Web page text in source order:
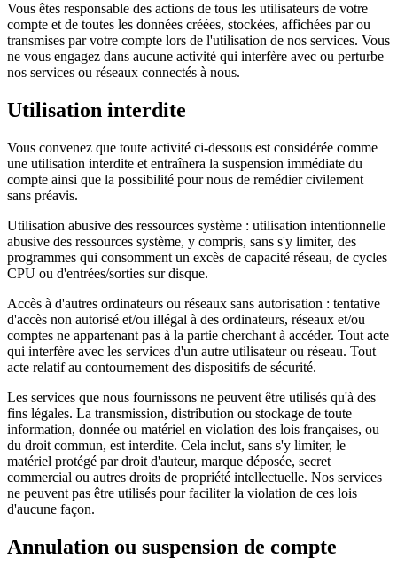
Vous êtes responsable des actions de tous les utilisateurs de votre
compte et de toutes les données créées, stockées, affichées par ou
transmises par votre compte lors de l'utilisation de nos services. Vous
ne vous engagez dans aucune activité qui interfère avec ou perturbe
nos services ou réseaux connectés à nous.
Utilisation interdite
Vous convenez que toute activité ci-dessous est considérée comme
une utilisation interdite et entraînera la suspension immédiate du
compte ainsi que la possibilité pour nous de remédier civilement
sans préavis.
Utilisation abusive des ressources système : utilisation intentionnelle
abusive des ressources système, y compris, sans s'y limiter, des
programmes qui consomment un excès de capacité réseau, de cycles
CPU ou d'entrées/sorties sur disque.
Accès à d'autres ordinateurs ou réseaux sans autorisation : tentative
d'accès non autorisé et/ou illégal à des ordinateurs, réseaux et/ou
comptes ne appartenant pas à la partie cherchant à accéder. Tout acte
qui interfère avec les services d'un autre utilisateur ou réseau. Tout
acte relatif au contournement des dispositifs de sécurité.
Les services que nous fournissons ne peuvent être utilisés qu'à des
fins légales. La transmission, distribution ou stockage de toute
information, donnée ou matériel en violation des lois françaises, ou
du droit commun, est interdite. Cela inclut, sans s'y limiter, le
matériel protégé par droit d'auteur, marque déposée, secret
commercial ou autres droits de propriété intellectuelle. Nos services
ne peuvent pas être utilisés pour faciliter la violation de ces lois
d'aucune façon.
Annulation ou suspension de compte